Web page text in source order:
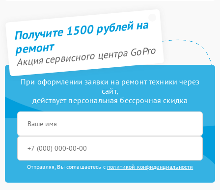
Получите 1500 рублей на
ремонт
Акция сервисного центра GoPro
При оформлении заявки на ремонт техники через
сайт,
действует персональная бессрочная скидка
Отправляя, Вы соглашаетесь с политикой конфиденциальности